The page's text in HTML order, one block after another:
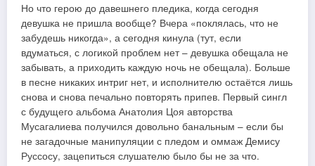
Но что герою до давешнего пледика, когда сегодня
девушка не пришла вообще? Вчера «поклялась, что не
забудешь никогда», а сегодня кинула (тут, если
вдуматься, с логикой проблем нет – девушка обещала не
забывать, а приходить каждую ночь не обещала). Больше
в песне никаких интриг нет, и исполнителю остаётся лишь
снова и снова печально повторять припев. Первый сингл
с будущего альбома Анатолия Цоя авторства
Мусагалиева получился довольно банальным – если бы
не загадочные манипуляции с пледом и оммаж Демису
Руссосу, зацепиться слушателю было бы не за что.